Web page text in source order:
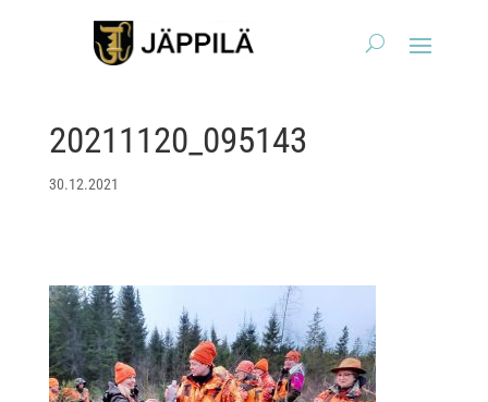
20211120_095143
30.12.2021